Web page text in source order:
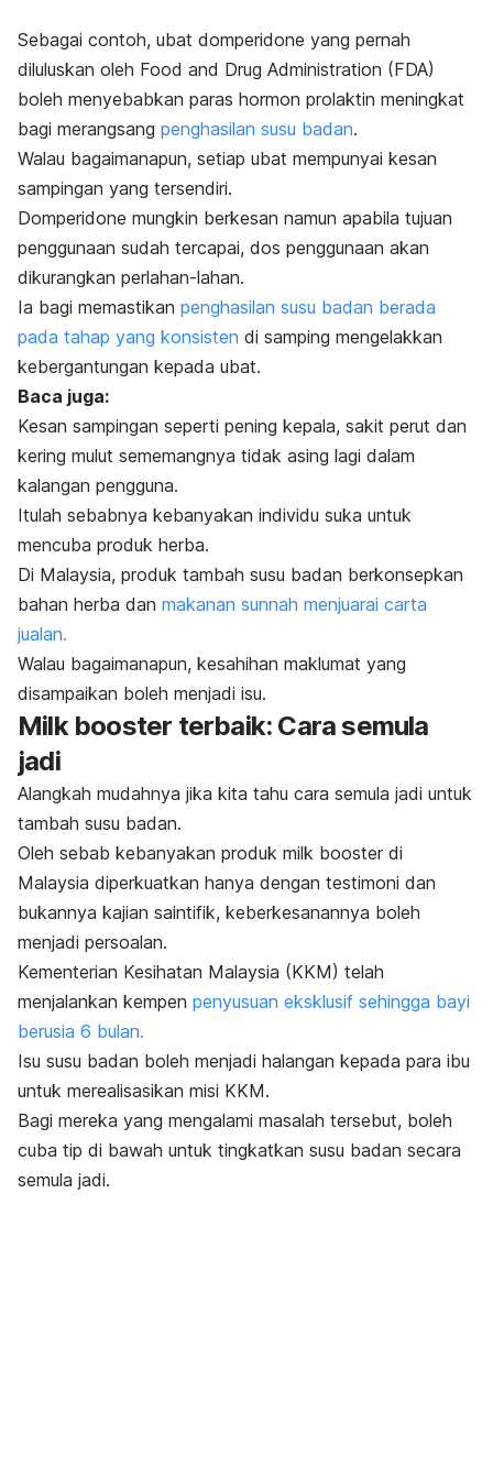
Sebagai contoh, ubat domperidone yang pernah
diluluskan oleh Food and Drug Administration (FDA)
boleh menyebabkan paras hormon prolaktin meningkat
bagi merangsang penghasilan susu badan.
Walau bagaimanapun, setiap ubat mempunyai kesan
sampingan yang tersendiri.
Domperidone mungkin berkesan namun apabila tujuan
penggunaan sudah tercapai, dos penggunaan akan
dikurangkan perlahan-lahan.
Ia bagi memastikan penghasilan susu badan berada
pada tahap yang konsisten di samping mengelakkan
kebergantungan kepada ubat.
Baca juga:
Kesan sampingan seperti pening kepala, sakit perut dan
kering mulut sememangnya tidak asing lagi dalam
kalangan pengguna.
Itulah sebabnya kebanyakan individu suka untuk
mencuba produk herba.
Di Malaysia, produk tambah susu badan berkonsepkan
bahan herba dan makanan sunnah menjuarai carta
jualan.
Walau bagaimanapun, kesahihan maklumat yang
disampaikan boleh menjadi isu.
Milk booster terbaik: Cara semula
jadi
Alangkah mudahnya jika kita tahu cara semula jadi untuk
tambah susu badan.
Oleh sebab kebanyakan produk milk booster di
Malaysia diperkuatkan hanya dengan testimoni dan
bukannya kajian saintifik, keberkesanannya boleh
menjadi persoalan.
Kementerian Kesihatan Malaysia (KKM) telah
menjalankan kempen penyusuan eksklusif sehingga bayi
berusia 6 bulan.
Isu susu badan boleh menjadi halangan kepada para ibu
untuk merealisasikan misi KKM.
Bagi mereka yang mengalami masalah tersebut, boleh
cuba tip di bawah untuk tingkatkan susu badan secara
semula jadi.